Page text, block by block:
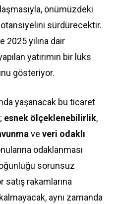
önümüzdeki
sürdürecektir.
2025 yılına dair
yatırımın bir lüks
gösteriyor.
yaşanacak bu ticaret
esnek ölçeklenebilirlik,
ve veri odaklı
odaklanması
sorunsuz
satış rakamlarına
aynı zamanda